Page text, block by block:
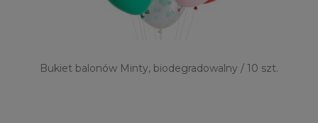
Bukiet balonów Minty, biodegradowalny / 10 szt.